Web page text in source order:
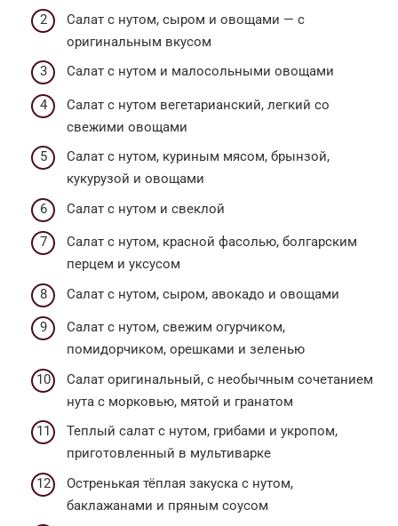
Салат с нутом, сыром и овощами — с
оригинальным вкусом
Салат с нутом и малосольными овощами
Салат с нутом вегетарианский, легкий со
свежими овощами
Салат с нутом, куриным мясом, брынзой,
кукурузой и овощами
Салат с нутом и свеклой
Салат с нутом, красной фасолью, болгарским
перцем и уксусом
Салат с нутом, сыром, авокадо и овощами
Салат с нутом, свежим огурчиком,
помидорчиком, орешками и зеленью
Салат оригинальный, с необычным сочетанием
нута с морковью, мятой и гранатом
Теплый салат с нутом, грибами и укропом,
приготовленный в мультиварке
Остренькая тёплая закуска с нутом,
баклажанами и пряным соусом